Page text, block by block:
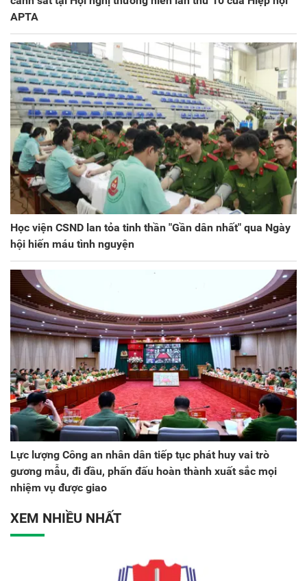
APTA
Học viện CSND lan tỏa tinh thần "Gần dân nhất" qua Ngày
hội hiến máu tình nguyện
Lực lượng Công an nhân dân tiếp tục phát huy vai trò
gương mẫu, đi đầu, phấn đấu hoàn thành xuất sắc mọi
nhiệm vụ được giao
XEM NHIỀU NHẤT